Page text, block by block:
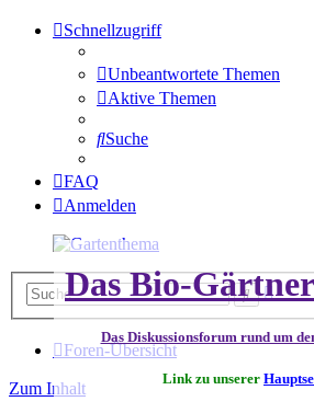
Schnellzugriff
Unbeantwortete Themen
Aktive Themen
Suche
FAQ
Anmelden
Das Bio-
Das Diskussionsforum rund um
Link zu unserer
Suche
Foren-Übersicht
Zum Inhalt